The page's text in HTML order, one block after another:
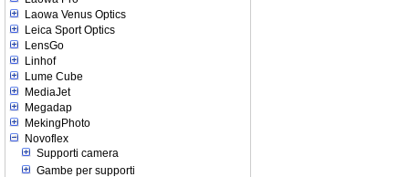
Laowa Venus Optics
Leica Sport Optics
LensGo
Linhof
Lume Cube
MediaJet
Megadap
MekingPhoto
Novoflex
Supporti camera
Gambe per supporti